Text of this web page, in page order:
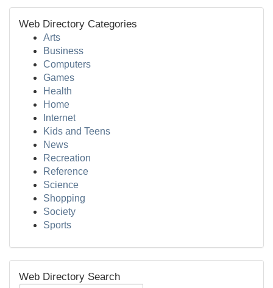
Web Directory Categories
Arts
Business
Computers
Games
Health
Home
Internet
Kids and Teens
News
Recreation
Reference
Science
Shopping
Society
Sports
Web Directory Search